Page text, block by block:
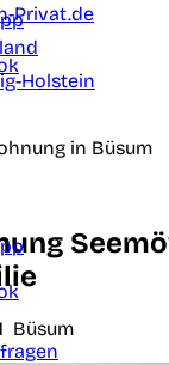
Privat.de
Holstein
in Büsum
Büsum